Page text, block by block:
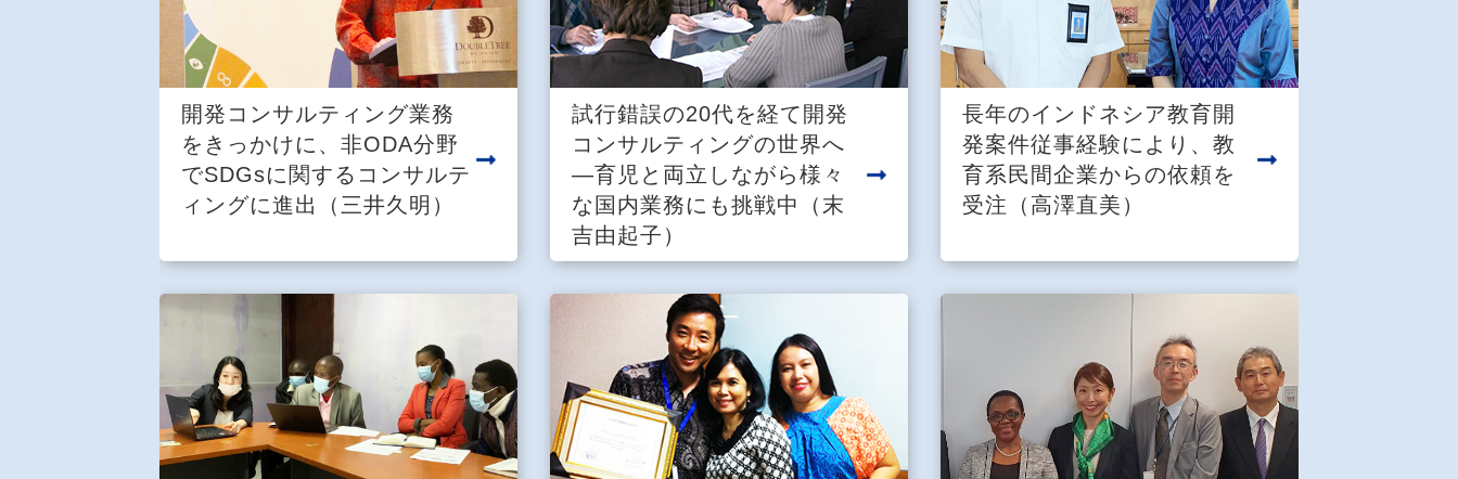
開発コンサルティング業務
をきっかけに、非ODA分野
でSDGsに関するコンサルテ
ィングに進出（三井久明）
試行錯誤の20代を経て開発
コンサルティングの世界へ
―育児と両立しながら様々
な国内業務にも挑戦中（末
吉由起子）
長年のインドネシア教育開
発案件従事経験により、教
育系民間企業からの依頼を
受注（高澤直美）